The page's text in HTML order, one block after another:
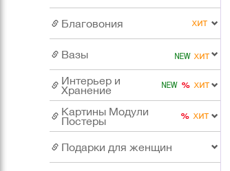
Благовония
Вазы
Интерьер и
Хранение
Картины Модули
Постеры
Подарки для женщин